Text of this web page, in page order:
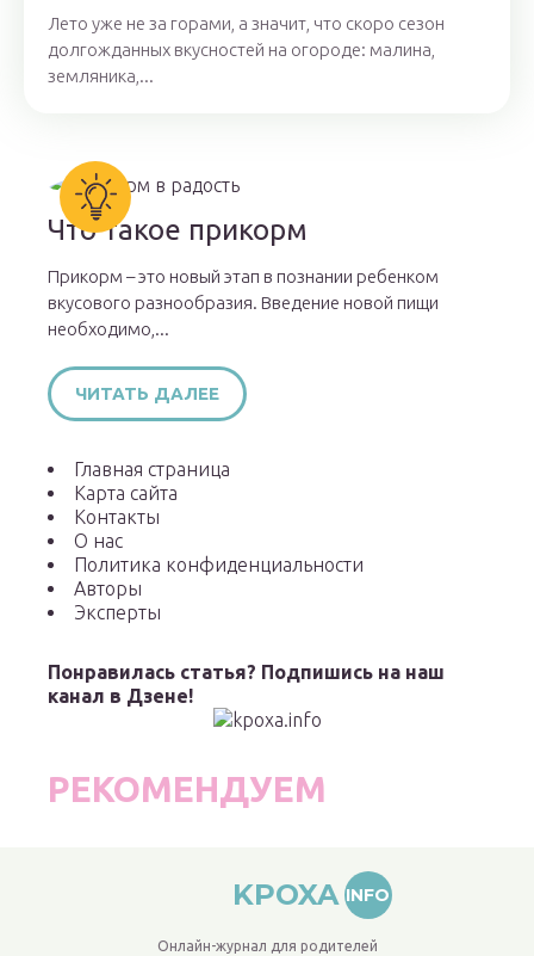
Лето уже не за горами, а значит, что скоро сезон
долгожданных вкусностей на огороде: малина,
земляника,...
Что такое прикорм
Прикорм – это новый этап в познании ребенком
вкусового разнообразия. Введение новой пищи
необходимо,...
ЧИТАТЬ ДАЛЕЕ
Главная страница
Карта сайта
Контакты
О нас
Политика конфиденциальности
Авторы
Эксперты
Понравилась статья? Подпишись на наш
канал в Дзене!
РЕКОМЕНДУЕМ
KPOXA INFO
Онлайн-журнал для родителей